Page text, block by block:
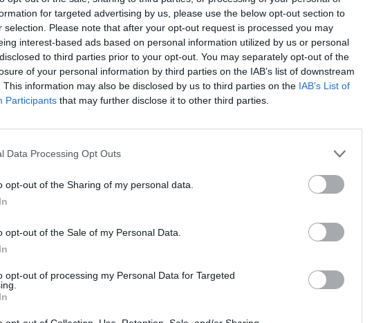
for targeted advertising by us, please use the below opt-out section to
selection. Please note that after your opt-out request is processed you may
interest-based ads based on personal information utilized by us or personal
to third parties prior to your opt-out. You may separately opt-out of the
of your personal information by third parties on the IAB’s list of downstream
This information may also be disclosed by us to third parties on the IAB’s List of
Participants that may further disclose it to other third parties.
Data Processing Opt Outs
opt-out of the Sharing of my personal data.
opt-out of the Sale of my Personal Data.
opt-out of processing my Personal Data for Targeted
(20,51%)
προεπιλογής των υποψηφίων για τις θέσεις των Προέδρων και
Πάγου, από το Δικαστικό Σώμα εκ της οποίας οι τρεις επικρατέστεροι για κάθε
την τελική απόφαση: 1161 (96,03%)
από το Υπουργικό Συμβούλιο, με διαδικασία που θα διαμορφώνεται από